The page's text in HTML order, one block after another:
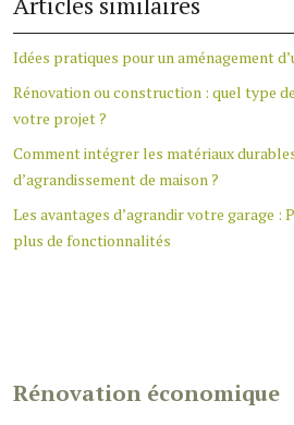
Idées pratiques pour un aménagement
Rénovation ou construction : quel type
votre projet ?
Comment intégrer les matériaux
d’agrandissement de maison ?
Les avantages d’agrandir votre garage :
plus de fonctionnalités
Rénovation économique